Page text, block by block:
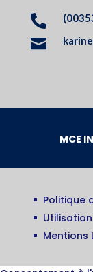


MCE
^ Politique
^
^ Mentions